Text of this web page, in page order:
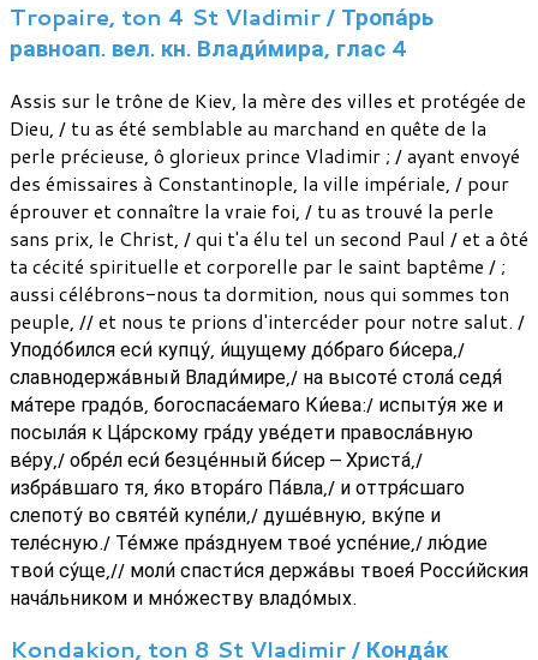
Tropaire, ton 4 St Vladimir / Тропа́рь
равноап. вел. кн. Влади́мира, глас 4
Assis sur le trône de Kiev, la mère des villes et protégée de
Dieu, / tu as été semblable au marchand en quête de la
perle précieuse, ô glorieux prince Vladimir ; / ayant envoyé
des émissaires à Constantinople, la ville impériale, / pour
éprouver et connaître la vraie foi, / tu as trouvé la perle
sans prix, le Christ, / qui t'a élu tel un second Paul / et a ôté
ta cécité spirituelle et corporelle par le saint baptême / ;
aussi célébrons-nous ta dormition, nous qui sommes ton
peuple, // et nous te prions d'intercéder pour notre salut. /
Уподо́бился еси́ купцу́, и́щущему до́браго би́сера,/
славнодержа́вный Влади́мире,/ на высоте́ стола́ седя́
ма́тере градо́в, богоспаса́емаго Ки́ева:/ испыту́я же и
посыла́я к Ца́рскому гра́ду уве́дети правосла́вную
ве́ру,/ обре́л еси́ безце́нный би́сер – Христа́,/
избра́вшаго тя, я́ко втора́го Па́вла,/ и оттря́сшаго
слепоту́ во святе́й купе́ли,/ душе́вную, вку́пе и
теле́сную./ Те́мже пра́зднуем твое́ успе́ние,/ лю́дие
твои́ су́ще,// моли́ спасти́ся держа́вы твоея́ Росси́йския
нача́льником и мно́жеству владо́мых.
Kondakion, ton 8 St Vladimir / Конда́к